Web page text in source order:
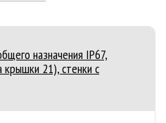
назначения IP67,
21), стенки с